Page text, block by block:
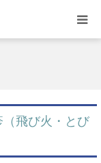
飛び火・とび